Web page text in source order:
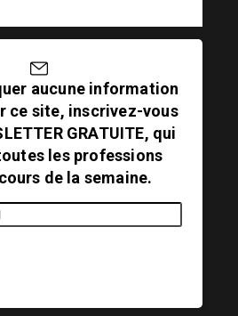
aucune information
ce site, inscrivez-vous
GRATUITE, qui
les professions
de la semaine.